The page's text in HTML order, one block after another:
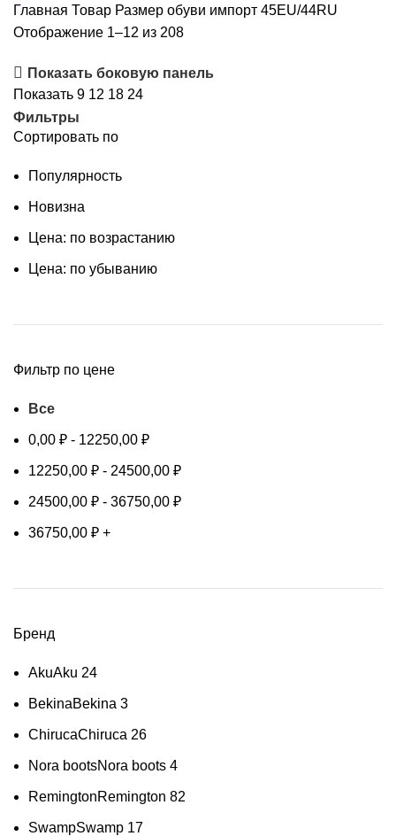
Главная Товар Размер обуви импорт 45EU/44RU
Отображение 1–12 из 208Сортировка:
недавние
Показать боковую панель
Показать 9 12 18 24
Фильтры
Сортировать по
Популярность
Новизна
Цена: по возрастанию
Цена: по убыванию
Фильтр по цене
Все
0,00 ₽ - 12250,00 ₽
12250,00 ₽ - 24500,00 ₽
24500,00 ₽ - 36750,00 ₽
36750,00 ₽ +
Бренд
AkuAku 24
BekinaBekina 3
ChirucaChiruca 26
Nora bootsNora boots 4
RemingtonRemington 82
SwampSwamp 17